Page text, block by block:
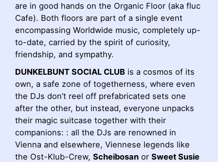
are in good hands on the Organic Floor (aka fluc
Cafe). Both floors are part of a single event
encompassing Worldwide music, completely up-
to-date, carried by the spirit of curiosity,
friendship, and sympathy.
DUNKELBUNT SOCIAL CLUB is a cosmos of its
own, a safe zone of togetherness, where even
the DJs don’t reel off prefabricated sets one
after the other, but instead, everyone unpacks
their magic suitcase together with their
companions: : all the DJs are renowned in
Vienna and elsewhere, Viennese legends like
the Ost-Klub-Crew, Scheibosan or Sweet Susie